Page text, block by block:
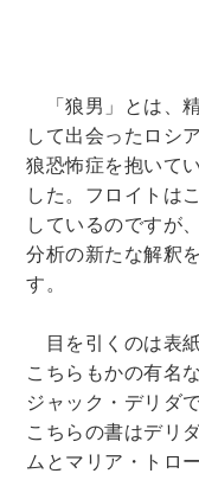
「狼男」とは、
して出会ったロシ
狼恐怖症を抱いて
した。フロイトは
しているのですが
分析の新たな解釈
す。
目を引くのは表
こちらもかの有名
ジャック・デリダ
こちらの書はデリ
ムとマリア・トロ